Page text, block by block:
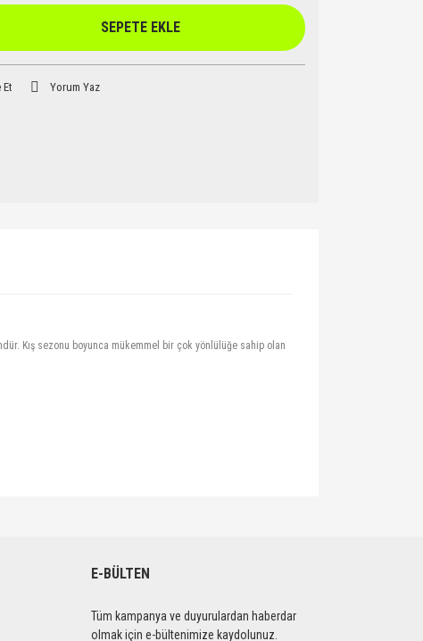
SEPETE EKLE
Et Yorum Yaz
Kış sezonu boyunca mükemmel bir çok yönlülüğe sahip olan
E-BÜLTEN
Tüm kampanya ve duyurulardan haberdar
olmak için e-bültenimize kaydolunuz.